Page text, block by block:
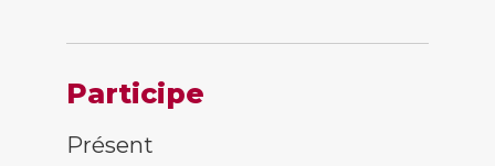
Participe
Présent